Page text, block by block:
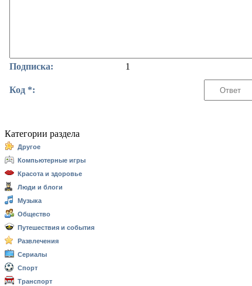
Подписка: 1
Код *:
Категории раздела
Другое
Компьютерные игры
Красота и здоровье
Люди и блоги
Музыка
Общество
Путешествия и события
Развлечения
Сериалы
Спорт
Транспорт